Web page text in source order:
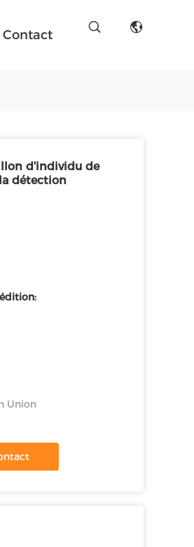
Contact
d'individu de
détection
Union